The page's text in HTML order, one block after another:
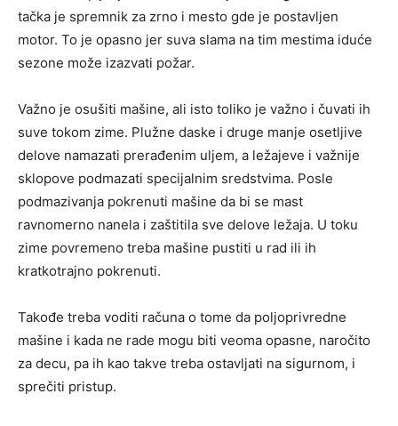
tačka je spremnik za zrno i mesto gde je postavljen
motor. To je opasno jer suva slama na tim mestima iduće
sezone može izazvati požar.
Važno je osušiti mašine, ali isto toliko je važno i čuvati ih
suve tokom zime. Plužne daske i druge manje osetljive
delove namazati prerađenim uljem, a ležajeve i važnije
sklopove podmazati specijalnim sredstvima. Posle
podmazivanja pokrenuti mašine da bi se mast
ravnomerno nanela i zaštitila sve delove ležaja. U toku
zime povremeno treba mašine pustiti u rad ili ih
kratkotrajno pokrenuti.
Takođe treba voditi računa o tome da poljoprivredne
mašine i kada ne rade mogu biti veoma opasne, naročito
za decu, pa ih kao takve treba ostavljati na sigurnom, i
sprečiti pristup.